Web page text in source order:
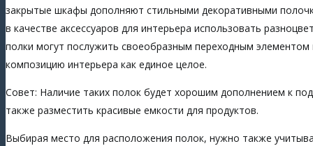
закрытые шкафы дополняют стильными декоративными
в качестве аксессуаров для интерьера использовать
полки могут послужить своеобразным переходным
композицию интерьера как единое целое.
Совет: Наличие таких полок будет хорошим дополнением к
также разместить красивые емкости для продуктов.
Выбирая место для расположения полок, нужно также